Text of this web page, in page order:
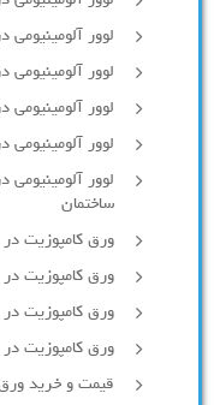
لوور آلومینیومی
لوور آلومینیومی
لوور آلومینیومی
لوور آلومينيومي
لوور
ساختمان
ورق کامپوزیت در
ورق کامپوزیت در
ورق کامپوزیت در
ورق کامپوزیت در
قیمت و خرید